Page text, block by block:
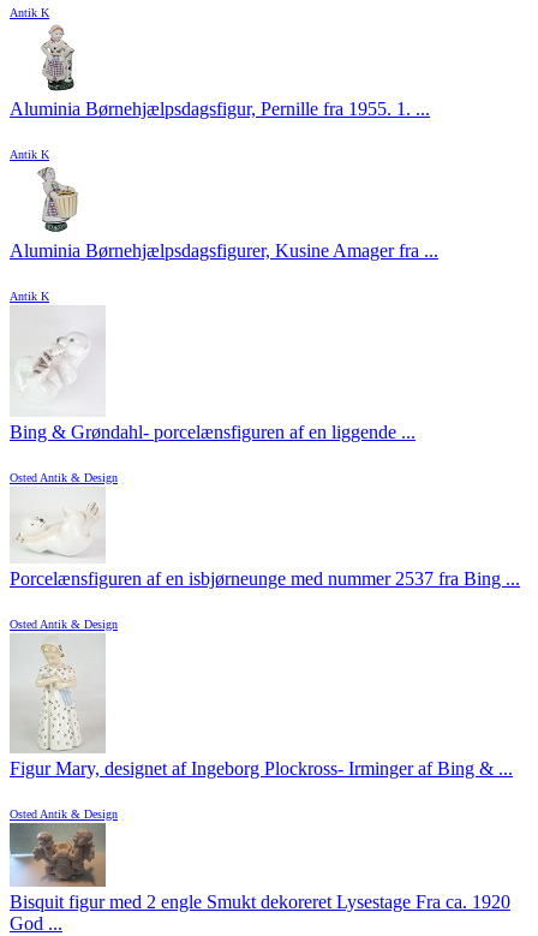
Antik K
Aluminia Børnehjælpsdagsfigur, Pernille fra 1955. 1. ...
Antik K
Aluminia Børnehjælpsdagsfigurer, Kusine Amager fra ...
Antik K
Bing & Grøndahl- porcelænsfiguren af en liggende ...
Osted Antik & Design
Porcelænsfiguren af en isbjørneunge med nummer 2537 fra Bing ...
Osted Antik & Design
Figur Mary, designet af Ingeborg Plockross- Irminger af Bing & ...
Osted Antik & Design
Bisquit figur med 2 engle Smukt dekoreret Lysestage Fra ca. 1920
God ...